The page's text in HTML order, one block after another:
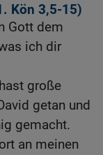
Kön 3,5-15)
Gott dem
ich dir
große
getan und
gemacht.
an meinen